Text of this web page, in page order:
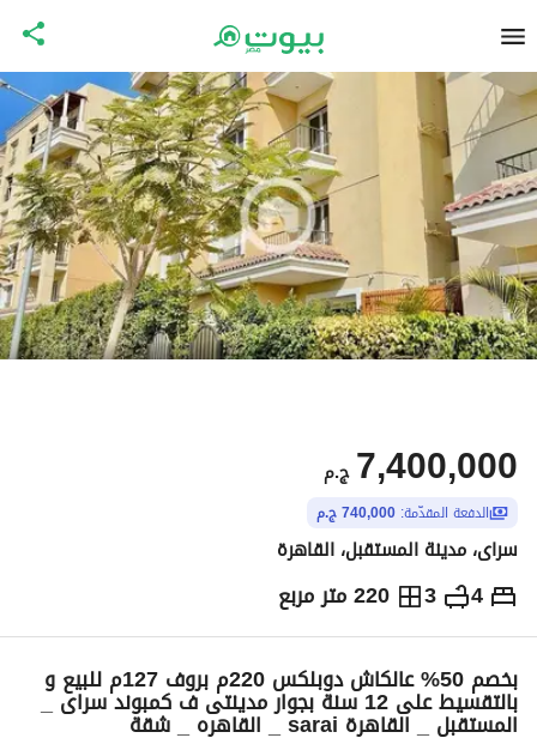
ج.م 7,400,000
الدفعة المقدّمة: 740,000 ج.م
سراى، مدينة المستقبل، القاهرة
4
3 220 متر مربع ج.م7,400,000
التفاصيل الاتجاهات والمؤشرات رهن عقاري
بخصم 50% عالكاش دوبلكس 220م بروف 127م للبيع و
بالتقسيط على 12 سنة بجوار مدينتى ف كمبوند سراى _
المستقبل _ القاهرة sarai _ القاهره _ شقة